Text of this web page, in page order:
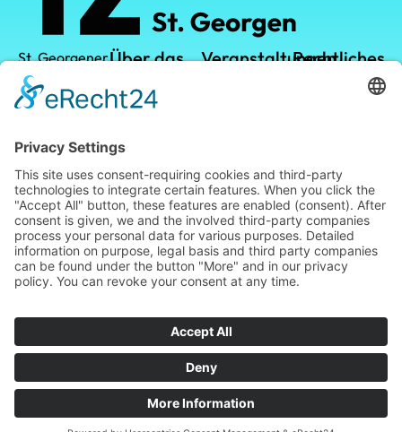
St. Georgener
Technologiezentrum
GmbH
78112 St.
Georgen im
Schwarzwald
Telefon: +49
(0) 7724 /
949474
Telefax: +49
(0) 7724 /
949466
Über das
Vermietung
Standort
Blog
VeranstaltungenRechtliches
Datenschutz
Made by MakeBranding